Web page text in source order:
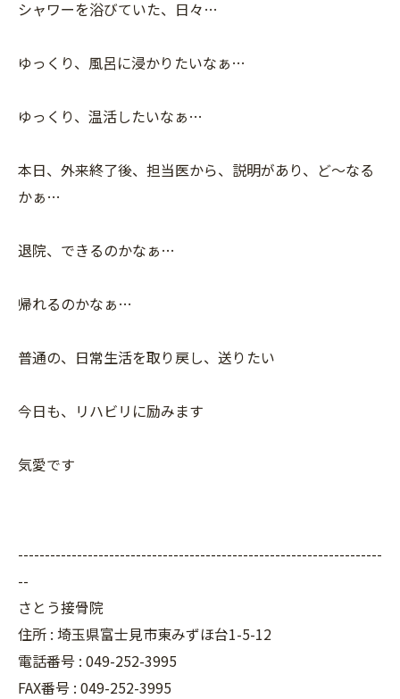
シャワーを浴びていた、日々…
ゆっくり、風呂に浸かりたいなぁ…
ゆっくり、温活したいなぁ…
本日、外来終了後、担当医から、説明があり、ど〜なる
かぁ…
退院、できるのかなぁ…
帰れるのかなぁ…
普通の、日常生活を取り戻し、送りたい
今日も、リハビリに励みます
気愛です
--------------------------------------------------------------------
--
さとう接骨院
住所 : 埼玉県富士見市東みずほ台1-5-12
電話番号 : 049-252-3995
FAX番号 : 049-252-3995